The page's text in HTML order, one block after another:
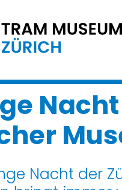
Nacht der